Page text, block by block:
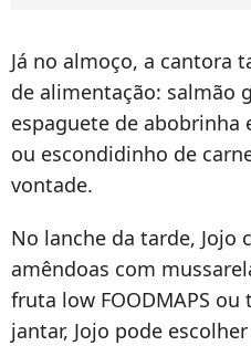
Já no almoço, a cantora
de alimentação: salmão
espaguete de abobrinha
ou escondidinho de
vontade.
No lanche da tarde, Jojo
amêndoas com
fruta low FOODMAPS ou
jantar, Jojo pode